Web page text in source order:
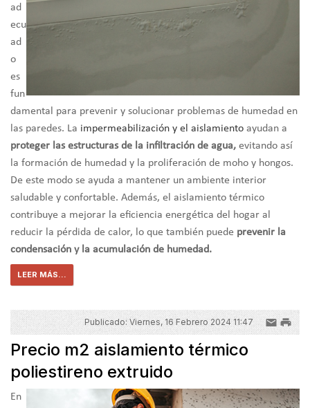
ad
ecu
ad
o
es
fun
damental para prevenir y solucionar problemas de humedad en
las paredes. La impermeabilización y el aislamiento ayudan a
proteger las estructuras de la infiltración de agua, evitando así
la formación de humedad y la proliferación de moho y hongos.
De este modo se ayuda a mantener un ambiente interior
saludable y confortable. Además, el aislamiento térmico
contribuye a mejorar la eficiencia energética del hogar al
reducir la pérdida de calor, lo que también puede prevenir la
condensación y la acumulación de humedad.
LEER MÁS...
Publicado: Viernes, 16 Febrero 2024 11:47
Precio m2 aislamiento térmico
poliestireno extruido
En